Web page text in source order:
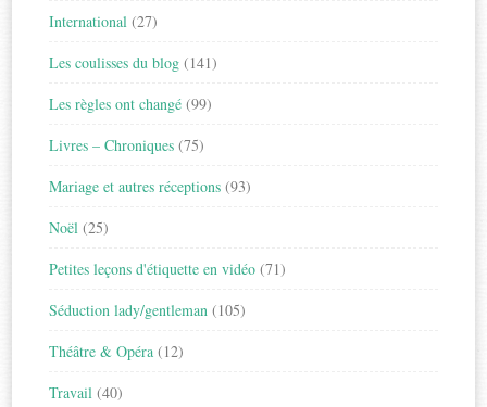
International (27)
Les coulisses du blog (141)
Les règles ont changé (99)
Livres – Chroniques (75)
Mariage et autres réceptions (93)
Noël (25)
Petites leçons d'étiquette en vidéo (71)
Séduction lady/gentleman (105)
Théâtre & Opéra (12)
Travail (40)